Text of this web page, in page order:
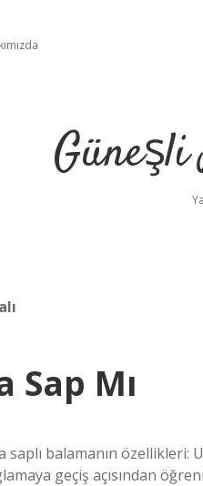
Sap Mı
saplı balamanın özellikleri:
geçiş açısından